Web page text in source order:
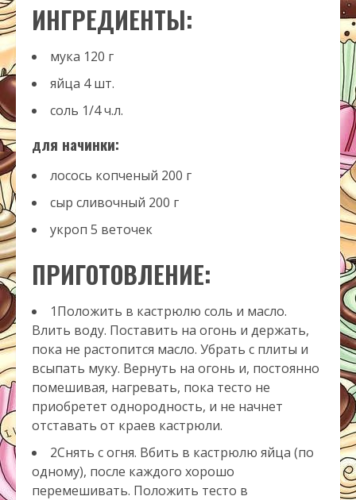
ИНГРЕДИЕНТЫ:
мука 120 г
яйца 4 шт.
соль 1/4ч.л.
для начинки:
лосось копченый 200 г
сыр сливочный 200 г
укроп 5 веточек
ПРИГОТОВЛЕНИЕ:
1Положить в кастрюлю соль и масло.
Влить воду. Поставить на огонь и держать,
пока не растопится масло. Убрать с плиты и
всыпать муку. Вернуть на огонь и, постоянно
помешивая, нагревать, пока тесто не
приобретет однородность, и не начнет
отставать от краев кастрюли.
2Снять с огня. Вбить в кастрюлю яйца (по
одному), после каждого хорошо
перемешивать. Положить тесто в